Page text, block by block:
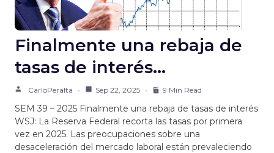
Finalmente una rebaja de
tasas de interés…
CarloPeralta Sep 22, 2025 9 Min Read
SEM 39 – 2025 Finalmente una rebaja de tasas de interés
WSJ: La Reserva Federal recorta las tasas por primera
vez en 2025. Las preocupaciones sobre una
desaceleración del mercado laboral están prevaleciendo